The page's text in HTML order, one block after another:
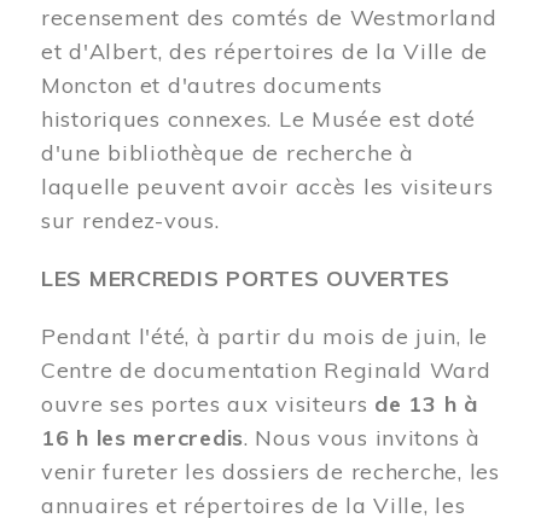
recensement des comtés de Westmorland
et d'Albert, des répertoires de la Ville de
Moncton et d'autres documents
historiques connexes. Le Musée est doté
d'une bibliothèque de recherche à
laquelle peuvent avoir accès les visiteurs
sur rendez-vous.
LES MERCREDIS PORTES OUVERTES
Pendant l'été, à partir du mois de juin, le
Centre de documentation Reginald Ward
ouvre ses portes aux visiteurs de 13 h à
16 h les mercredis. Nous vous invitons à
venir fureter les dossiers de recherche, les
annuaires et répertoires de la Ville, les